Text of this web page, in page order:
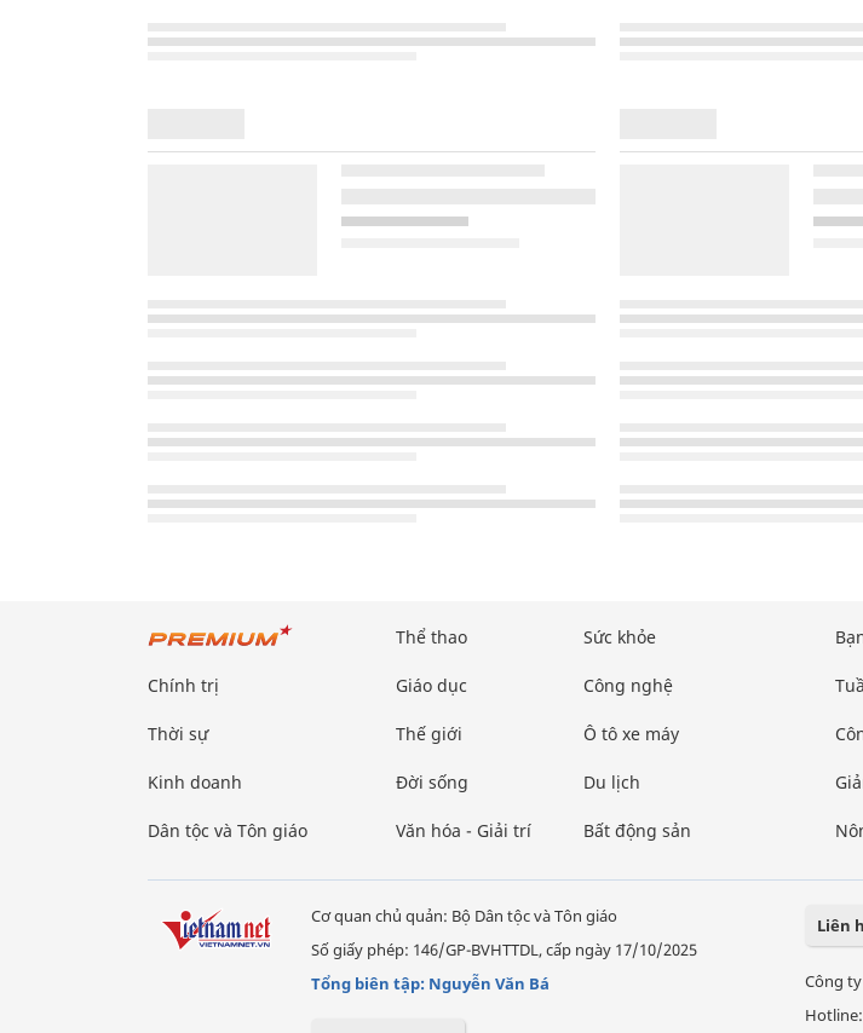
Chính trị
Thời sự
Kinh doanh
Dân tộc và Tôn giáo
Thể thao
Giáo dục
Thế giới
Đời sống
Văn hóa - Giải trí
Sức khỏe
Công nghệ
Ô tô xe máy
Du lịch
Bất động sản
Cơ quan chủ quản: Bộ Dân tộc và Tôn giáo
Số giấy phép: 146/GP-BVHTTDL, cấp ngày 17/10/2025
Tổng biên tập: Nguyễn Văn Bá
Liên
Công
Hotline: